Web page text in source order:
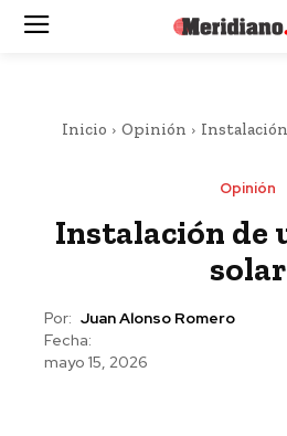
Inicio Opinión
Opinión
Instalación de
solar
Por: Juan Alonso Romero
Fecha:
mayo 15, 2026